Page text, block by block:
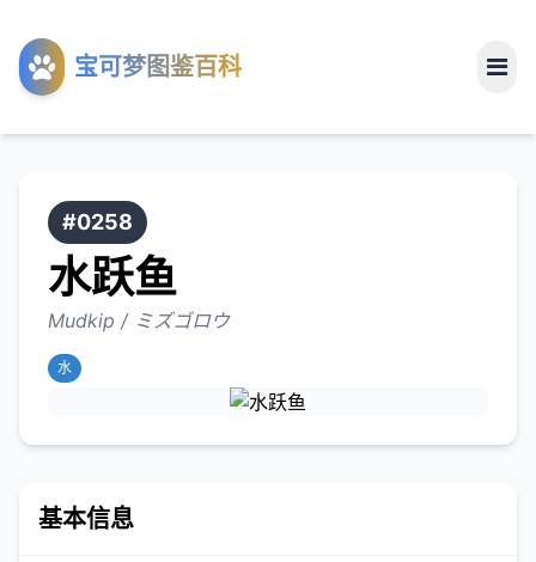
宝可梦图鉴百科
工具
关于
#0258
水跃鱼
Mudkip / ミズゴロウ
水
基本信息